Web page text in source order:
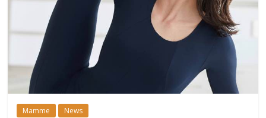
Mamme News